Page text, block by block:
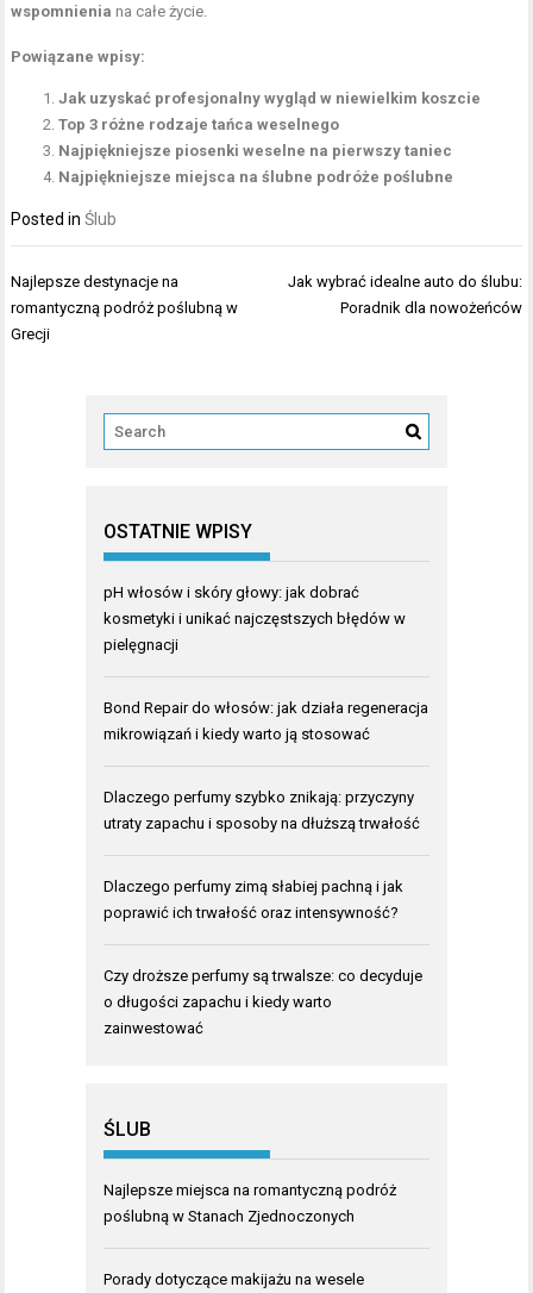
wspomnienia na całe życie.
Powiązane wpisy:
Jak uzyskać profesjonalny wygląd w niewielkim koszcie
Top 3 różne rodzaje tańca weselnego
Najpiękniejsze piosenki weselne na pierwszy taniec
Najpiękniejsze miejsca na ślubne podróże poślubne
Posted inŚlub
Nawigacja
wpisu
Najlepsze destynacje na
romantyczną podróż poślubną w
Grecji
Jak wybrać idealne auto do ślubu:
Poradnik dla nowożeńców
OSTATNIE WPISY
pH włosów i skóry głowy: jak dobrać
kosmetyki i unikać najczęstszych błędów w
pielęgnacji
Bond Repair do włosów: jak działa regeneracja
mikrowiązań i kiedy warto ją stosować
Dlaczego perfumy szybko znikają: przyczyny
utraty zapachu i sposoby na dłuższą trwałość
Dlaczego perfumy zimą słabiej pachną i jak
poprawić ich trwałość oraz intensywność?
Czy droższe perfumy są trwalsze: co decyduje
o długości zapachu i kiedy warto
zainwestować
ŚLUB
Najlepsze miejsca na romantyczną podróż
poślubną w Stanach Zjednoczonych
Porady dotyczące makijażu na wesele